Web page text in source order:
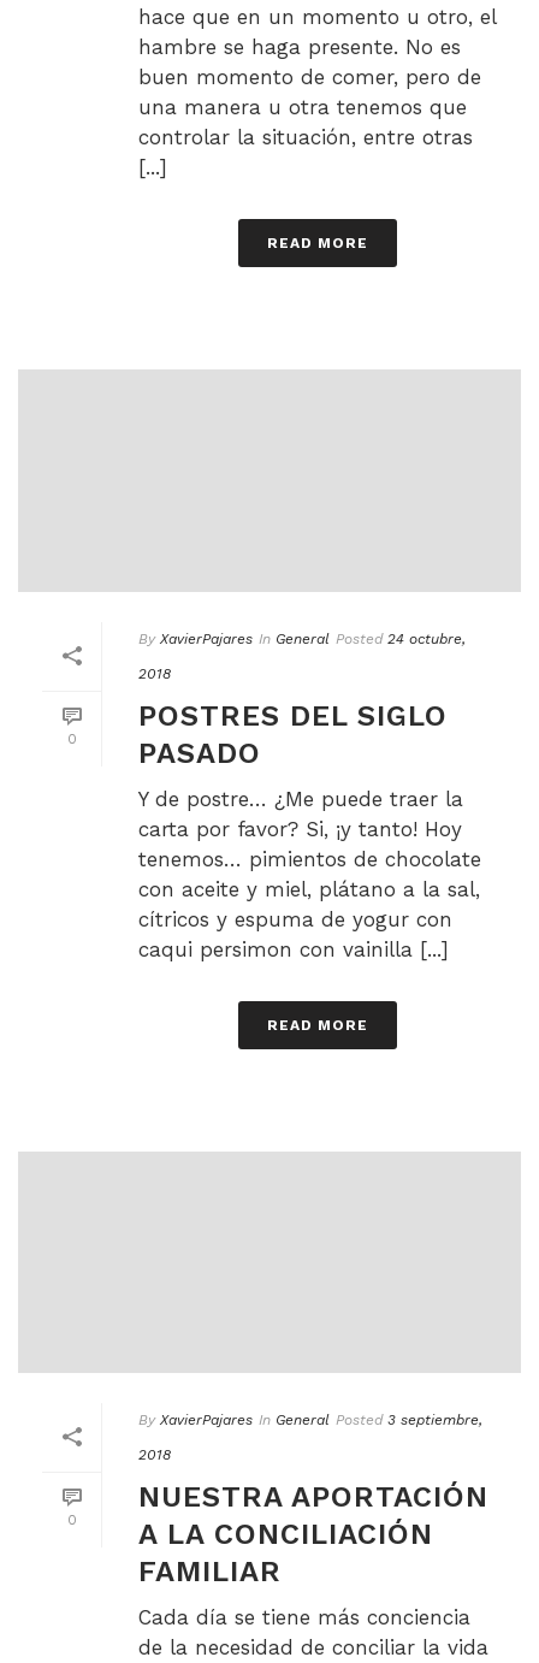
hace que en un momento u otro, el
hambre se haga presente. No es
buen momento de comer, pero de
una manera u otra tenemos que
controlar la situación, entre otras
[...]
READ MORE
0
By XavierPajares In General Posted 24 octubre,
2018
POSTRES DEL SIGLO
PASADO
Y de postre… ¿Me puede traer la
carta por favor? Si, ¡y tanto! Hoy
tenemos… pimientos de chocolate
con aceite y miel, plátano a la sal,
cítricos y espuma de yogur con
caqui persimon con vainilla [...]
READ MORE
0
By XavierPajares In General Posted 3 septiembre,
2018
NUESTRA APORTACIÓN
A LA CONCILIACIÓN
FAMILIAR
Cada día se tiene más conciencia
de la necesidad de conciliar la vida